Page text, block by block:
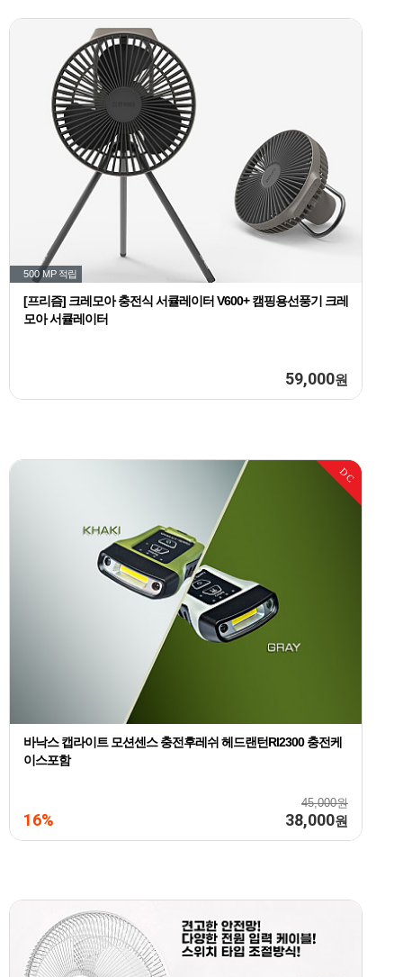
500 MP 적립
[프리즘] 크레모아 충전식 서큘레이터 V600+ 캠핑용선풍기 크레
모아 서큘레이터
59,000원
DC
바낙스 캡라이트 모션센스 충전후레쉬 헤드랜턴Rl2300 충전케
이스포함
45,000원
16% 38,000원